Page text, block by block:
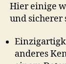
Hier einige
und sicherer
anderes